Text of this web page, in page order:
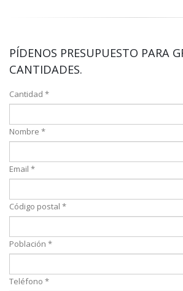
PÍDENOS PRESUPUESTO PARA
CANTIDADES.
Cantidad *
Nombre *
Email *
Código postal *
Población *
Teléfono *